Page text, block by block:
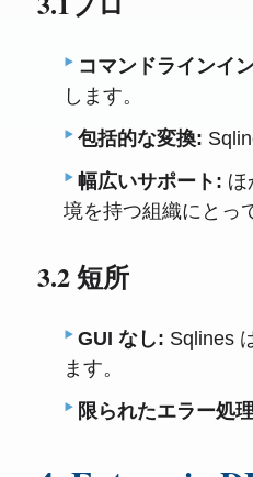
コマンドラインイ
します。
包括的な変換:
幅広いサポート: ほ
境を持つ組織にとっ
3.2 短所
GUI なし: Sqlines
ます。
限られたエラー処